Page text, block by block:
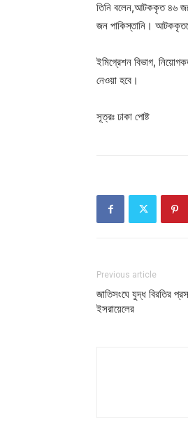
তিনি বলেন,আটককৃত ৪৬
জন পাকিস্তানি।
ইমিগ্রেশন বিভাগ,
নেওয়া হবে।
সূত্রঃ ঢাকা পোষ্ট
Previous article
জাতিসংঘে যুদ্ধ বিরতির
ইসরায়েলের